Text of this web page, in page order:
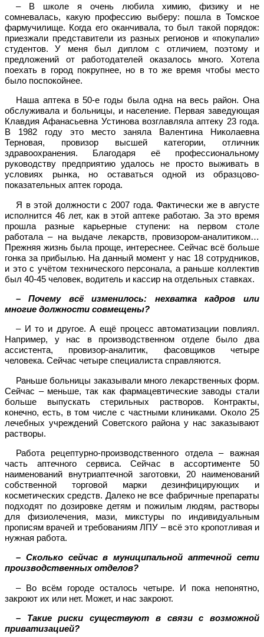
– В школе я очень любила химию, физику и не
сомневалась, какую профессию выберу: пошла в Томское
фармучилище. Когда его оканчивала, то был такой порядок:
приезжали представители из разных регионов и «покупали»
студентов. У меня был диплом с отличием, поэтому и
предложений от работодателей оказалось много. Хотела
поехать в город покрупнее, но в то же время чтобы место
было поспокойнее.
Наша аптека в 50-е годы была одна на весь район. Она
обслуживала и больницы, и население. Первая заведующая
Клавдия Афанасьевна Устинова возглавляла аптеку 23 года.
В 1982 году это место заняла Валентина Николаевна
Терновая, провизор высшей категории, отличник
здравоохранения. Благодаря её профессиональному
руководству предприятию удалось не просто выживать в
условиях рынка, но оставаться одной из образцово-
показательных аптек города.
Я в этой должности с 2007 года. Фактически же в августе
исполнится 46 лет, как в этой аптеке работаю. За это время
прошла разные карьерные ступени: на первом столе
работала – на выдаче лекарств, провизором-аналитиком…
Прежняя жизнь была проще, интереснее. Сейчас всё больше
гонка за прибылью. На данный момент у нас 18 сотрудников,
и это с учётом технического персонала, а раньше коллектив
был 40-45 человек, водитель и кассир на отдельных ставках.
– Почему всё изменилось: нехватка кадров или
многие должности совмещены?
– И то и другое. А ещё процесс автоматизации повлиял.
Например, у нас в производственном отделе было два
ассистента, провизор-аналитик, фасовщиков четыре
человека. Сейчас четыре специалиста справляются.
Раньше больницы заказывали много лекарственных форм.
Сейчас – меньше, так как фармацевтические заводы стали
больше выпускать стерильных растворов. Контракты,
конечно, есть, в том числе с частными клиниками. Около 25
лечебных учреждений Советского района у нас заказывают
растворы.
Работа рецептурно-производственного отдела – важная
часть аптечного сервиса. Сейчас в ассортименте 50
наименований внутриаптечной заготовки, 20 наименований
собственной торговой марки дезинфицирующих и
косметических средств. Далеко не все фабричные препараты
подходят по дозировке детям и пожилым людям, растворы
для физиолечения, мази, микстуры по индивидуальным
прописям врачей и требованиям ЛПУ – всё это кропотливая и
нужная работа.
– Сколько сейчас в муниципальной аптечной сети
производственных отделов?
– Во всём городе осталось четыре. И пока непонятно,
закроют их или нет. Может, и нас закроют.
– Такие риски существуют в связи с возможной
приватизацией?